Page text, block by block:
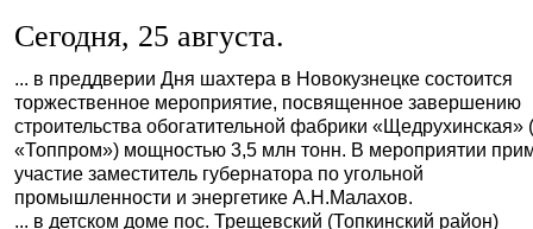
Сегодня, 25 августа.
... в преддверии Дня шахтера в Новокузнецке состоится
торжественное мероприятие, посвященное завершению
строительства обогатительной фабрики
«Топпром») мощностью 3,5 млн тонн. В мероприятии
участие заместитель губернатора по угольной
промышленности и энергетике А.Н.Малахов.
... в детском доме пос. Трещевский (Топкинский район)